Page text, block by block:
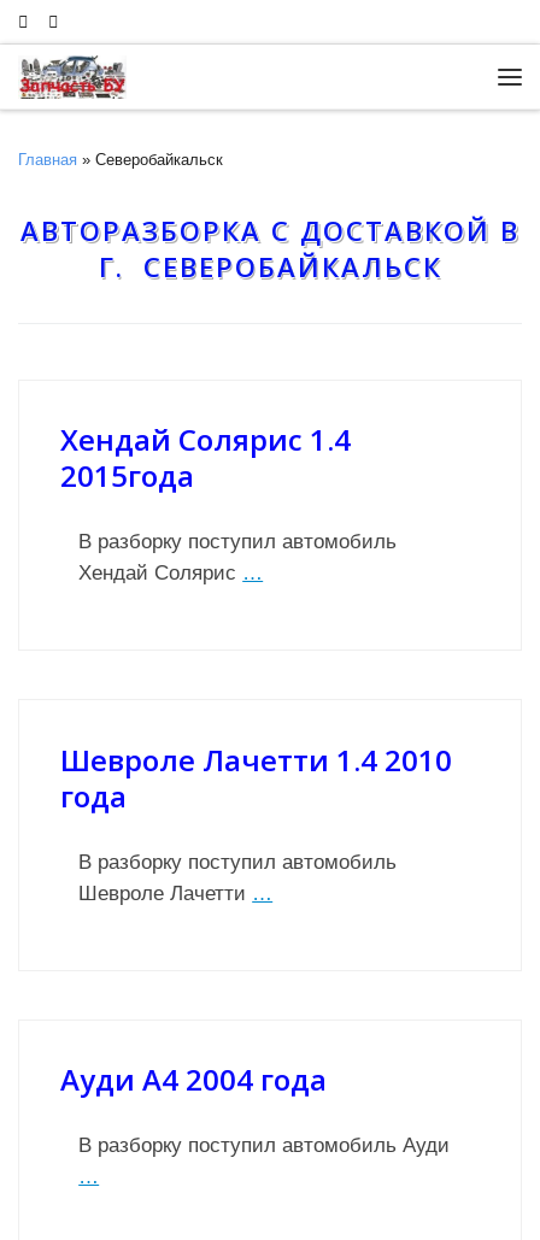
Skip to content
Главная » Северобайкальск
АВТОРАЗБОРКА С ДОСТАВКОЙ В
Г. СЕВЕРОБАЙКАЛЬСК
Хендай Солярис 1.4
2015года
В разборку поступил автомобиль
Хендай Солярис …
Шевроле Лачетти 1.4 2010
года
В разборку поступил автомобиль
Шевроле Лачетти …
Ауди А4 2004 года
В разборку поступил автомобиль Ауди
…